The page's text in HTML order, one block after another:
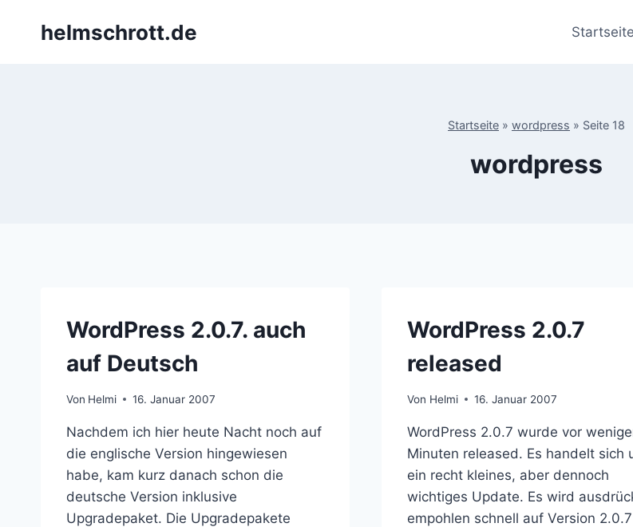
helmschrott.de Startseite
Startseite » wordpress » Seite 18
wordpress
WordPress 2.0.7. auch
auf Deutsch
Von Helmi 16. Januar 2007
Nachdem ich hier heute Nacht noch auf
die englische Version hingewiesen
habe, kam kurz danach schon die
deutsche Version inklusive
Upgradepaket. Die Upgradepakete
WordPress 2.0.7
released
Von Helmi 16. Januar 2007
WordPress 2.0.7 wurde vor
Minuten released. Es handelt sich
ein recht kleines, aber dennoch
wichtiges Update. Es wird
empohlen schnell auf Version